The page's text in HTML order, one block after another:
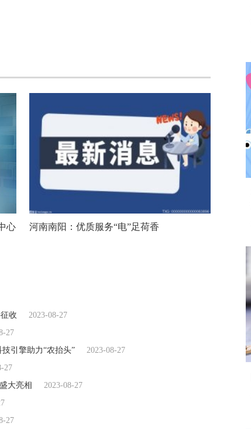
心
河南南阳：优质服务“电”足荷香
收
2023-08-27
27
引擎助力“农抬头”
2023-08-27
27
大亮相
2023-08-27
27